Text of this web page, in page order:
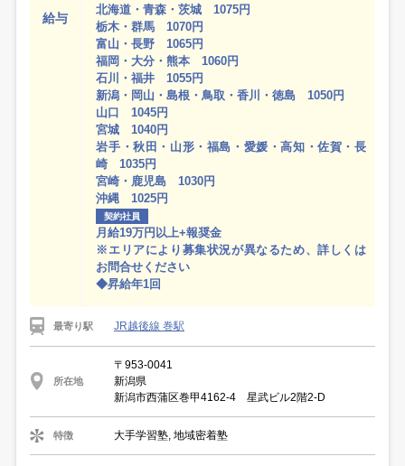
給与
北海道・青森・茨城 1075円
栃木・群馬 1070円
富山・長野 1065円
福岡・大分・熊本 1060円
石川・福井 1055円
新潟・岡山・島根・鳥取・香川・徳島 1050円
山口 1045円
宮城 1040円
岩手・秋田・山形・福島・愛媛・高知・佐賀・長
崎 1035円
宮崎・鹿児島 1030円
沖縄 1025円
契約社員
月給19万円以上+報奨金
※エリアにより募集状況が異なるため、詳しくは
お問合せください
◆昇給年1回
最寄り駅 JR越後線 巻駅
所在地
〒953-0041
新潟県
新潟市西蒲区巻甲4162-4 星武ビル2階2-D
特徴 大手学習塾, 地域密着塾